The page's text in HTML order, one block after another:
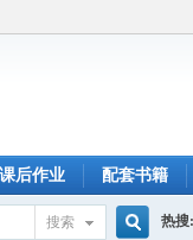
课后作业 配套书籍
搜索 热搜: